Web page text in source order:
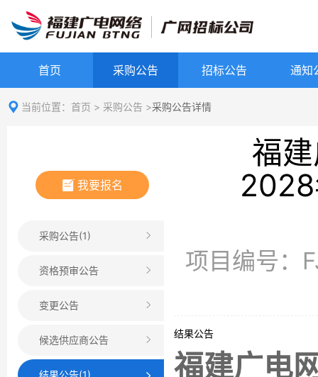
首页 采购公告 招标公告 通知
当前位置： 首页 > 采购公告 >采购公告详情
我要报名
采购公告(1)
资格预审公告
变更公告
候选供应商公告
结果公告(1)
福
项目编号：
结果公告
福建广电